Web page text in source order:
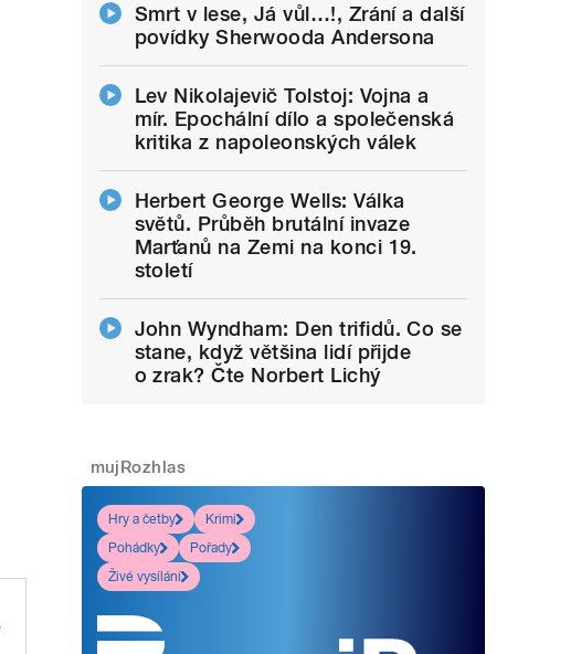
Smrt v lese, Já vůl…!, Zrání a další
povídky Sherwooda Andersona
Lev Nikolajevič Tolstoj: Vojna a
mír. Epochální dílo a společenská
kritika z napoleonských válek
Herbert George Wells: Válka
světů. Průběh brutální invaze
Marťanů na Zemi na konci 19.
století
John Wyndham: Den trifidů. Co se
stane, když většina lidí přijde
o zrak? Čte Norbert Lichý
mujRozhlas
Hry a četby
Krimi
Pohádky
Pořady
Živé vysílání